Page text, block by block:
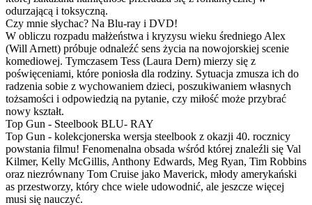
odurzającą i toksyczną.
Czy mnie słychac? Na Blu-ray i DVD!
W obliczu rozpadu małżeństwa i kryzysu wieku średniego Alex
(Will Arnett) próbuje odnaleźć sens życia na nowojorskiej scenie
komediowej. Tymczasem Tess (Laura Dern) mierzy się z
poświęceniami, które poniosła dla rodziny. Sytuacja zmusza ich do
radzenia sobie z wychowaniem dzieci, poszukiwaniem własnych
tożsamości i odpowiedzią na pytanie, czy miłość może przybrać
nowy kształt.
Top Gun - Steelbook BLU- RAY
Top Gun - kolekcjonerska wersja steelbook z okazji 40. rocznicy
powstania filmu! Fenomenalna obsada wśród której znaleźli się Val
Kilmer, Kelly McGillis, Anthony Edwards, Meg Ryan, Tim Robbins
oraz niezrównany Tom Cruise jako Maverick, młody amerykański
as przestworzy, który chce wiele udowodnić, ale jeszcze więcej
musi się nauczyć.